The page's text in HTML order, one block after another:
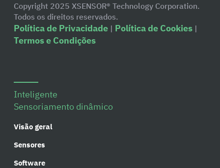
Copyright 2025 XSENSOR® Technology Corporation.
Todos os direitos reservados.
Política de Privacidade | Política de Cookies |
Termos e Condições
Inteligente
Sensoriamento dinâmico
Visão geral
Sensores
Software